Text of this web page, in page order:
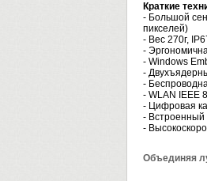
Краткие
- Большой
пикселей)
- Вес 270г,
-
- Windows
-
-
- WLAN IEEE
- Цифровая
- Встроенный
-
Объединяя